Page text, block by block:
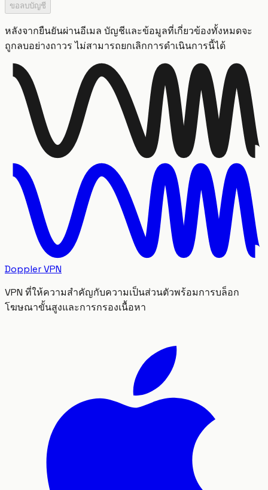
ขอลบบัญชี
หลังจากยืนยันผ่านอีเมล บัญชีและข้อมูลที่เกี่ยวข้องทั้งหมดจะ
ถูกลบอย่างถาวร ไม่สามารถยกเลิกการดำเนินการนี้ได้
Doppler VPN
VPN ที่ให้ความสำคัญกับความเป็นส่วนตัวพร้อมการบล็อก
โฆษณาขั้นสูงและการกรองเนื้อหา